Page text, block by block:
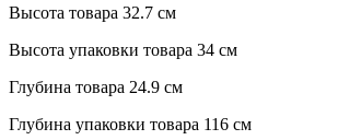
Высота товара 32.7 см
Высота упаковки товара 34 см
Глубина товара 24.9 см
Глубина упаковки товара 116 см